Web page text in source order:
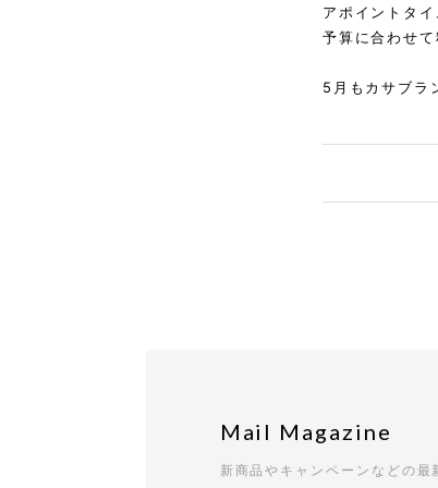
アポイントタ
予算に合わせ
5月もカサブラ
Mail Magazine
新商品やキャンペーンなどの最